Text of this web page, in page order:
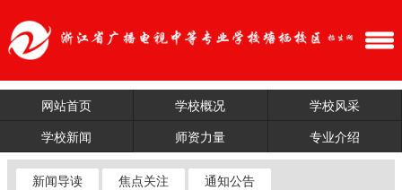
网站首页 学校概况
学校风采
学校新闻
师资力量 专业介绍
新闻导读 焦点关注 通知公告